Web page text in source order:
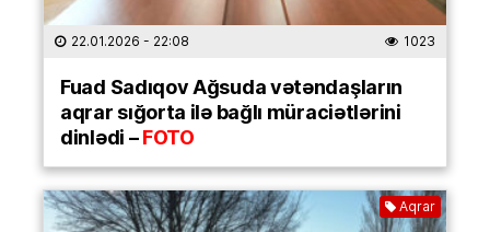
22.01.2026 - 22:08 1023
Fuad Sadıqov Ağsuda vətəndaşların
aqrar sığorta ilə bağlı müraciətlərini
dinlədi –FOTO
Aqrar